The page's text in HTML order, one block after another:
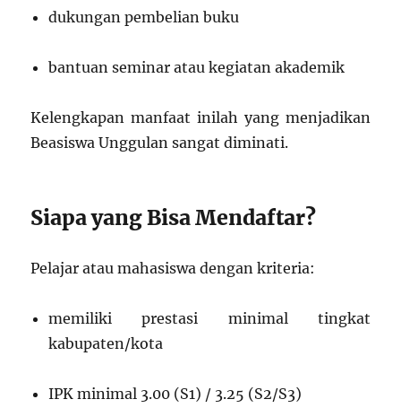
dukungan pembelian buku
bantuan seminar atau kegiatan akademik
Kelengkapan manfaat inilah yang menjadikan
Beasiswa Unggulan sangat diminati.
Siapa yang Bisa Mendaftar?
Pelajar atau mahasiswa dengan kriteria:
memiliki prestasi minimal tingkat
kabupaten/kota
IPK minimal 3.00 (S1) / 3.25 (S2/S3)